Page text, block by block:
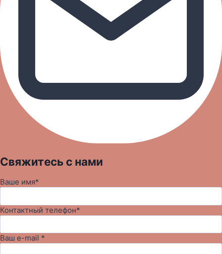
Свяжитесь с нами
Ваше имя*
Контактный телефон*
Ваш e-mail *